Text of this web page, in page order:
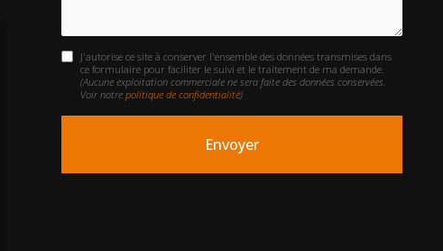
J'autorise ce site à conserver l'ensemble des données transmises dans
ce formulaire pour faciliter le suivi et le traitement de ma demande.
(Aucune exploitation commerciale ne sera faite des données conservées.
Voir notre politique de confidentialité)